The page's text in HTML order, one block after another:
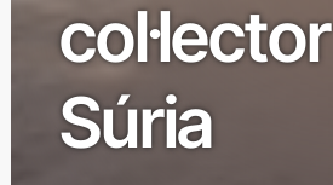
Súria